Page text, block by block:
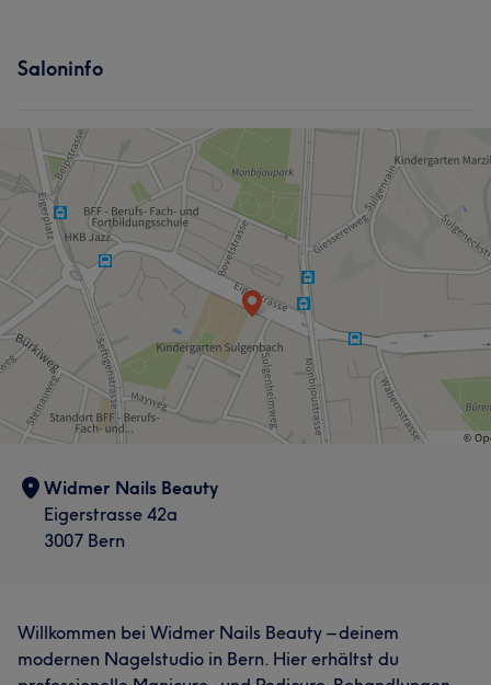
Saloninfo
Widmer Nails Beauty
Eigerstrasse 42a
3007 Bern
Willkommen bei Widmer Nails Beauty – deinem
modernen Nagelstudio in Bern. Hier erhältst du